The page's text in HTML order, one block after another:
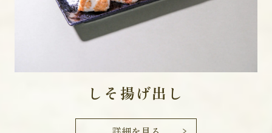
しそ揚げ出し